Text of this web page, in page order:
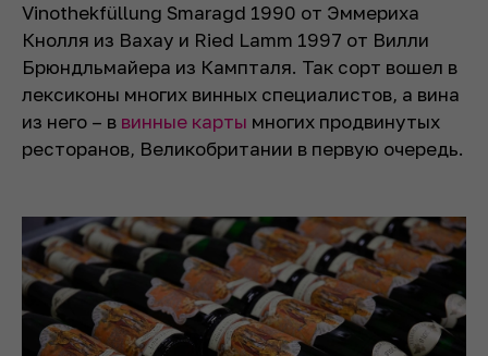
Vinothekfüllung Smaragd 1990 от Эммериха
Кнолля из Вахау и Ried Lamm 1997 от Вилли
Брюндльмайера из Кампталя. Так сорт вошел в
лексиконы многих винных специалистов, а вина
из него – в винные карты многих продвинутых
ресторанов, Великобритании в первую очередь.